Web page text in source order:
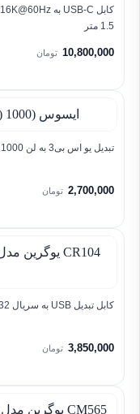
1.5 متر
10,800,000 تومان
تبدیل یو اس بی3 به لن RJ45) 1000) ایسوس
2,700,000 تومان
کابل تبدیل USB به سریال RS232 یوگرین مدل CR104 20211 طول 1.5 متر
3,850,000 تومان